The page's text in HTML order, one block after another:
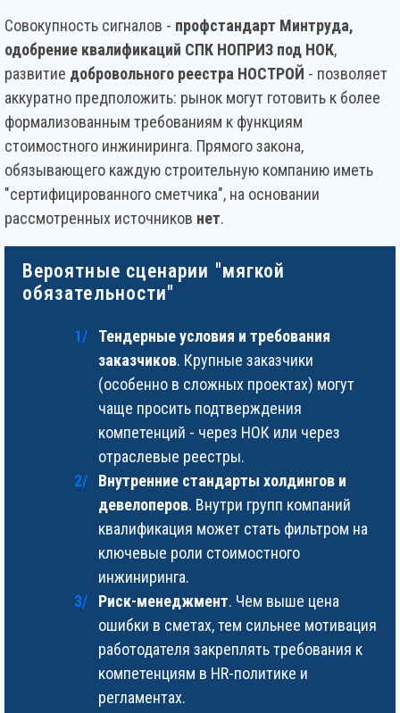
Совокупность сигналов - профстандарт Минтруда,
одобрение квалификаций СПК НОПРИЗ под НОК,
развитие добровольного реестра НОСТРОЙ - позволяет
аккуратно предположить: рынок могут готовить к более
формализованным требованиям к функциям
стоимостного инжиниринга. Прямого закона,
обязывающего каждую строительную компанию иметь
"сертифицированного сметчика", на основании
рассмотренных источников нет.
Вероятные сценарии "мягкой
обязательности"
Тендерные условия и требования
заказчиков. Крупные заказчики
(особенно в сложных проектах) могут
чаще просить подтверждения
компетенций - через НОК или через
отраслевые реестры.
Внутренние стандарты холдингов и
девелоперов. Внутри групп компаний
квалификация может стать фильтром на
ключевые роли стоимостного
инжиниринга.
Риск-менеджмент. Чем выше цена
ошибки в сметах, тем сильнее мотивация
работодателя закреплять требования к
компетенциям в HR-политике и
регламентах.